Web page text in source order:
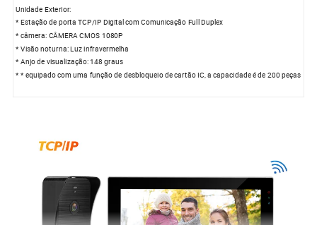
Unidade Exterior:
* Estação de porta TCP/IP Digital com Comunicação Full Duplex
* câmera: CÂMERA CMOS 1080P
* Visão noturna: Luz infravermelha
* Anjo de visualização: 148 graus
* * equipado com uma função de desbloqueio de cartão IC, a capacidade é de 200 peças